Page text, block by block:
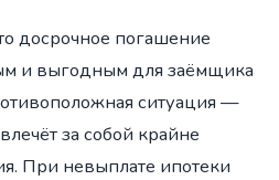
досрочное погашение
и выгодным для заёмщика
ситуация —
за собой крайне
При невыплате ипотеки